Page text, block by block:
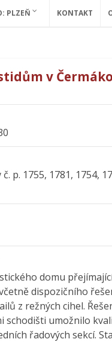
PLZEŇ KONTAKT
v
p. 1755, 1781, 1754,
domu
dispozičního
z režných cihel.
schodišti umožnilo
řadových sekcí.